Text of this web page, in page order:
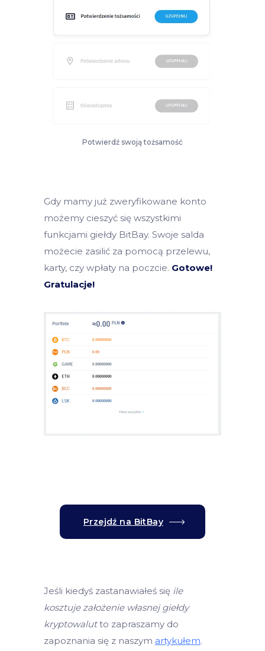
Potwierdź swoją tożsamość
Gdy mamy już zweryfikowane konto
możemy cieszyć się wszystkimi
funkcjami giełdy BitBay. Swoje salda
możecie zasilić za pomocą przelewu,
karty, czy wpłaty na poczcie. Gotowe!
Gratulacje!
Przejdź na BitBay
Jeśli kiedyś zastanawiałeś się ile
kosztuje założenie własnej giełdy
kryptowalutto zapraszamy do
zapoznania się z naszym artykułem.